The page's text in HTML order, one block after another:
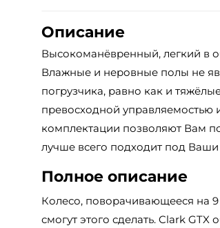
Описание
Высокоманёвренный, легкий в
Влажные и неровные полы не
погрузчика, равно как и
превосходной управляемостью
комплектации позволяют Вам
лучше всего подходит под Ваши
Полное описание
Колесо, поворачивающееся на 9
смогут этого сделать. Clark